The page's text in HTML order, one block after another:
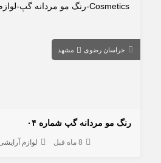
خراسان رضوی مشهد
رنگ مو مردانه گپ شماره ۰۴
8 ماه قبل لوازم